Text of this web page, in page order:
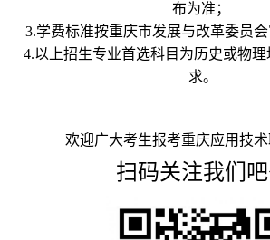
布为准；
3.学费标准按重庆市发展与改革委员
4.以上招生专业首选科目为历史或物理
求。
欢迎广大考生报考重庆应用技术
扫码关注我们